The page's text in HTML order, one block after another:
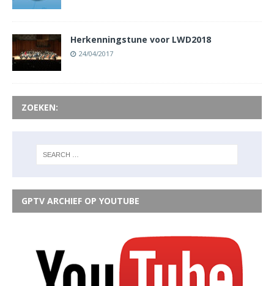
Herkenningstune voor LWD2018
24/04/2017
ZOEKEN:
GPTV ARCHIEF OP YOUTUBE